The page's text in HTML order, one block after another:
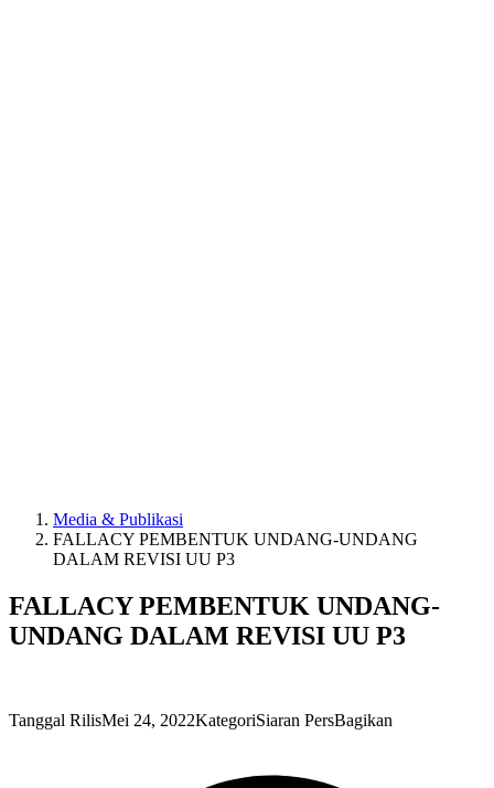
Media & Publikasi
FALLACY PEMBENTUK UNDANG-UNDANG
DALAM REVISI UU P3
FALLACY PEMBENTUK UNDANG-
UNDANG DALAM REVISI UU P3
Tanggal RilisMei 24, 2022KategoriSiaran PersBagikan